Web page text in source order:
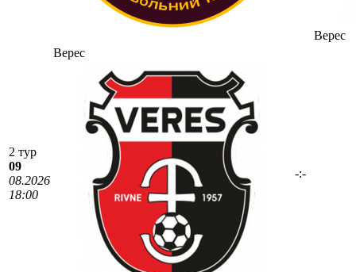
Верес
2 тур
09
08.2026
18:00
Верес
-:-